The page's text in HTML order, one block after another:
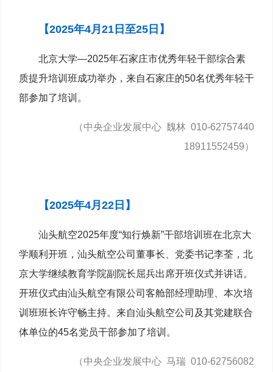
【2025年4月21日至25日】
北京大学—2025年石家庄市优秀年轻干部综合素
质提升培训班成功举办，来自石家庄的50名优秀年轻干
部参加了培训。
（中央企业发展中心 魏林 010-62757440
18911552459）
【2025年4月22日】
汕头航空2025年度“知行焕新”干部培训班在北京大
学顺利开班，汕头航空公司董事长、党委书记李荃，北
京大学继续教育学院副院长屈兵出席开班仪式并讲话。
开班仪式由汕头航空有限公司客舱部经理助理、本次培
训班班长许守畅主持。来自汕头航空公司及其党建联合
体单位的45名党员干部参加了培训。
（中央企业发展中心 马瑞 010-62756082